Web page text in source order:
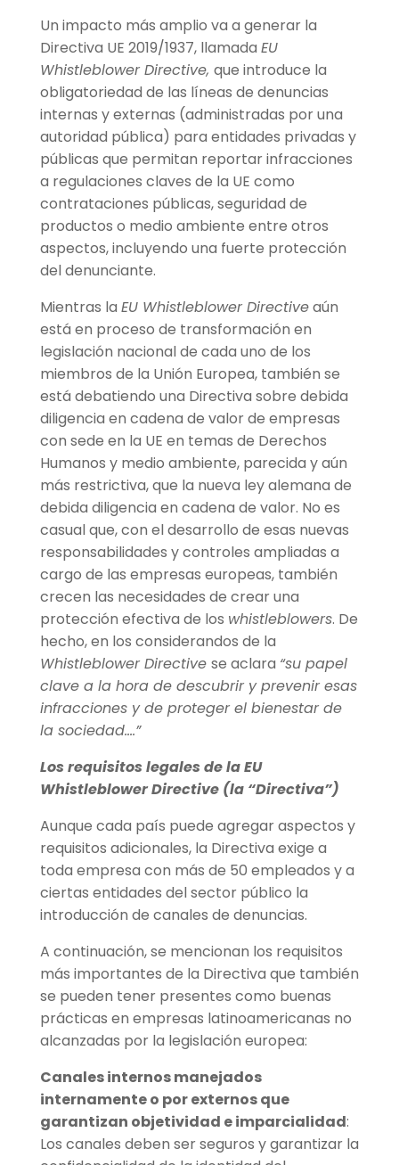
Un impacto más amplio va a generar la
Directiva UE 2019/1937, llamada EU
Whistleblower Directive, que introduce la
obligatoriedad de las líneas de denuncias
internas y externas (administradas por una
autoridad pública) para entidades privadas y
públicas que permitan reportar infracciones
a regulaciones claves de la UE como
contrataciones públicas, seguridad de
productos o medio ambiente entre otros
aspectos, incluyendo una fuerte protección
del denunciante.
Mientras la EU Whistleblower Directiveaún
está en proceso de transformación en
legislación nacional de cada uno de los
miembros de la Unión Europea, también se
está debatiendo una Directiva sobre debida
diligencia en cadena de valor de empresas
con sede en la UE en temas de Derechos
Humanos y medio ambiente, parecida y aún
más restrictiva, que la nueva ley alemana de
debida diligencia en cadena de valor. No es
casual que, con el desarrollo de esas nuevas
responsabilidades y controles ampliadas a
cargo de las empresas europeas, también
crecen las necesidades de crear una
protección efectiva de los whistleblowers. De
hecho, en los considerandos de la
Whistleblower Directive se aclara “su papel
clave a la hora de descubrir y prevenir esas
infracciones y de proteger el bienestar de
la sociedad….”
Los requisitos legales de la EU
Whistleblower Directive (la “Directiva”)
Aunque cada país puede agregar aspectos y
requisitos adicionales, la Directiva exige a
toda empresa con más de 50 empleados y a
ciertas entidades del sector público la
introducción de canales de denuncias.
A continuación, se mencionan los requisitos
más importantes de la Directiva que también
se pueden tener presentes como buenas
prácticas en empresas latinoamericanas no
alcanzadas por la legislación europea:
Canales internos manejados
internamente o por externos que
garantizan objetividad e imparcialidad:
Los canales deben ser seguros y garantizar la